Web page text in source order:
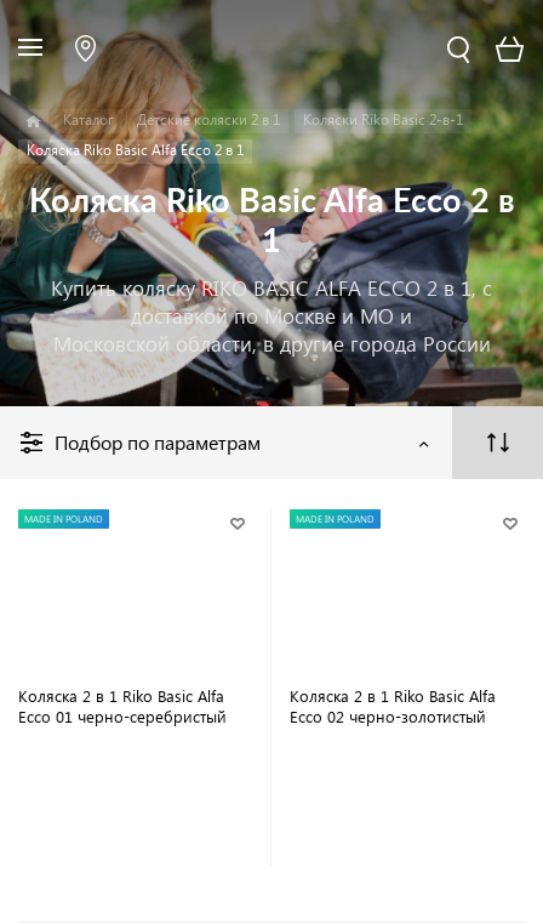
Каталог Детские коляски 2 в 1
Коляски Riko Basic 2-в-1
Коляска Riko Basic Alfa Ecco 2 в 1
Коляска Riko Basic Alfa Ecco 2 в
1
Купить коляску RIKO BASIC ALFA ECCO 2 в 1, с
доставкой по Москве и МО и
Московской области, в другие города России
Подбор по параметрам
MADE IN POLAND
Коляска 2 в 1 Riko Basic Alfa
Ecco 01 черно-серебристый
MADE IN POLAND
Коляска 2 в 1 Riko Basic Alfa
Ecco 02 черно-золотистый